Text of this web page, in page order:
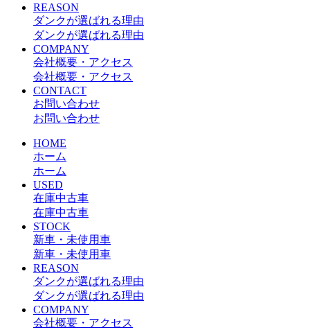
REASON
ダンクが選ばれる理由
ダンクが選ばれる理由
COMPANY
会社概要・アクセス
会社概要・アクセス
CONTACT
お問い合わせ
お問い合わせ
HOME
ホーム
ホーム
USED
在庫中古車
在庫中古車
STOCK
新車・未使用車
新車・未使用車
REASON
ダンクが選ばれる理由
ダンクが選ばれる理由
COMPANY
会社概要・アクセス